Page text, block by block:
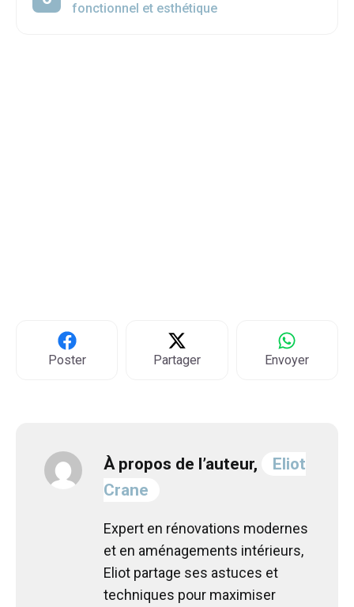
fonctionnel et esthétique
Poster Partager Envoyer
À propos de l’auteur,
Eliot
Crane
Expert en rénovations modernes
et en aménagements intérieurs,
Eliot partage ses astuces et
techniques pour maximiser